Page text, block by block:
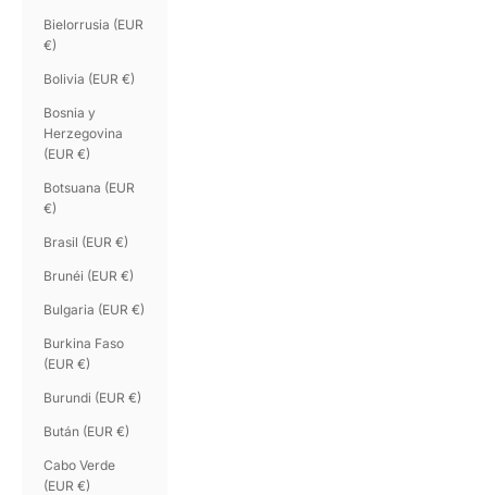
Bielorrusia (EUR
€)
Bolivia (EUR €)
Bosnia y
Herzegovina
(EUR €)
Botsuana (EUR
€)
Brasil (EUR €)
Brunéi (EUR €)
Bulgaria (EUR €)
Burkina Faso
(EUR €)
Burundi (EUR €)
Bután (EUR €)
Cabo Verde
(EUR €)